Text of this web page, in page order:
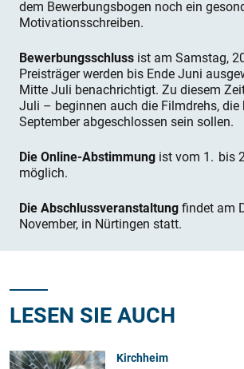
dem Bewerbungsbogen noch ein
Motivationsschreiben.
Bewerbungsschluss ist am Samstag,
Preisträger werden bis Ende Juni
Mitte Juli benachrichtigt. Zu diesem
Juli – beginnen auch die Filmdrehs,
September abgeschlossen sein sollen.
Die Online-Abstimmung ist vom 1. bis
möglich.
Die Abschlussveranstaltungfindet am
November, in Nürtingen statt.
LESEN SIE AUCH
Kirchheim